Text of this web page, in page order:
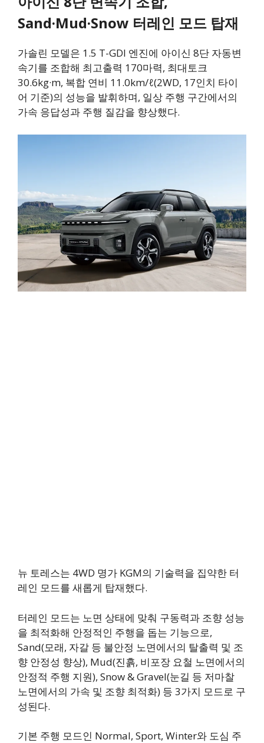
Sand·Mud·Snow 터레인 모드 탑재
가솔린 모델은 1.5 T-GDI 엔진에 아이신 8단 자동변
속기를 조합해 최고출력 170마력, 최대토크
30.6kg·m, 복합 연비 11.0km/ℓ(2WD, 17인치 타이
어 기준)의 성능을 발휘하며, 일상 주행 구간에서의
가속 응답성과 주행 질감을 향상했다.
뉴 토레스는 4WD 명가 KGM의 기술력을 집약한 터
레인 모드를 새롭게 탑재했다.
터레인 모드는 노면 상태에 맞춰 구동력과 조향 성능
을 최적화해 안정적인 주행을 돕는 기능으로,
Sand(모래, 자갈 등 불안정 노면에서의 탈출력 및 조
향 안정성 향상), Mud(진흙, 비포장 요철 노면에서의
안정적 주행 지원), Snow & Gravel(눈길 등 저마찰
노면에서의 가속 및 조향 최적화) 등 3가지 모드로 구
성된다.
기본 주행 모드인 Normal, Sport, Winter와 도심 주